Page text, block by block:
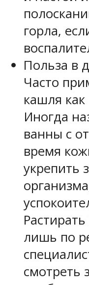
горла,
Польза в
Часто
кашля
Иногда
ванны с
время
укрепить
лишь по
смотреть